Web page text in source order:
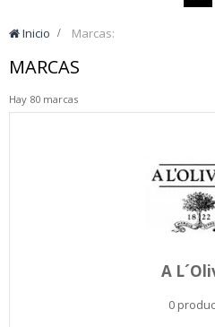
Inicio > Marcas:
MARCAS
Hay 80 marcas
A
0